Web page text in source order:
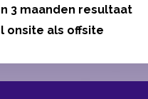
3 maanden resultaat
onsite als offsite